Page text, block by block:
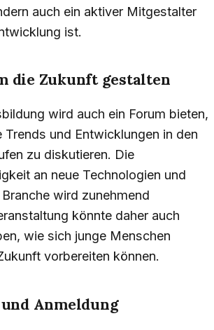
auch ein aktiver Mitgestalter
ist.
die Zukunft gestalten
wird auch ein Forum bieten,
Trends und Entwicklungen in den
zu diskutieren. Die
an neue Technologien und
wird zunehmend
könnte daher auch
wie sich junge Menschen
vorbereiten können.
Anmeldung